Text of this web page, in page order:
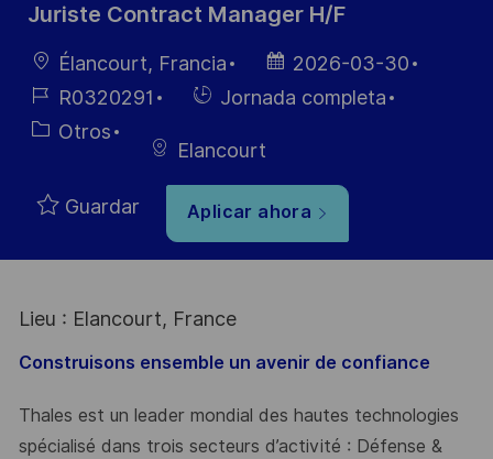
Juriste Contract Manager H/F
Ubicación
Élancourt, Francia
Fecha de
publicación
2026-03-30
ID de
empleo
R0320291
HiringJornada completa
Categoría
Otros
Elancourt
Guardar Aplicar ahora
Lieu : Elancourt, France
Construisons ensemble un avenir de confiance
Thales est un leader mondial des hautes technologies
spécialisé dans trois secteurs d’activité : Défense &